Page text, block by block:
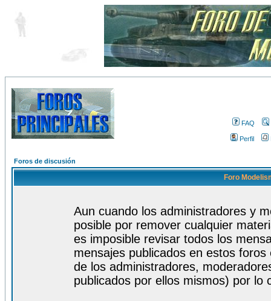
FAQ
Perfil
Foros de discusión
Foro
Aun cuando los administradores y
posible por remover cualquier
es imposible revisar todos los
mensajes publicados en estos
de los administradores,
publicados por ellos mismos) por lo